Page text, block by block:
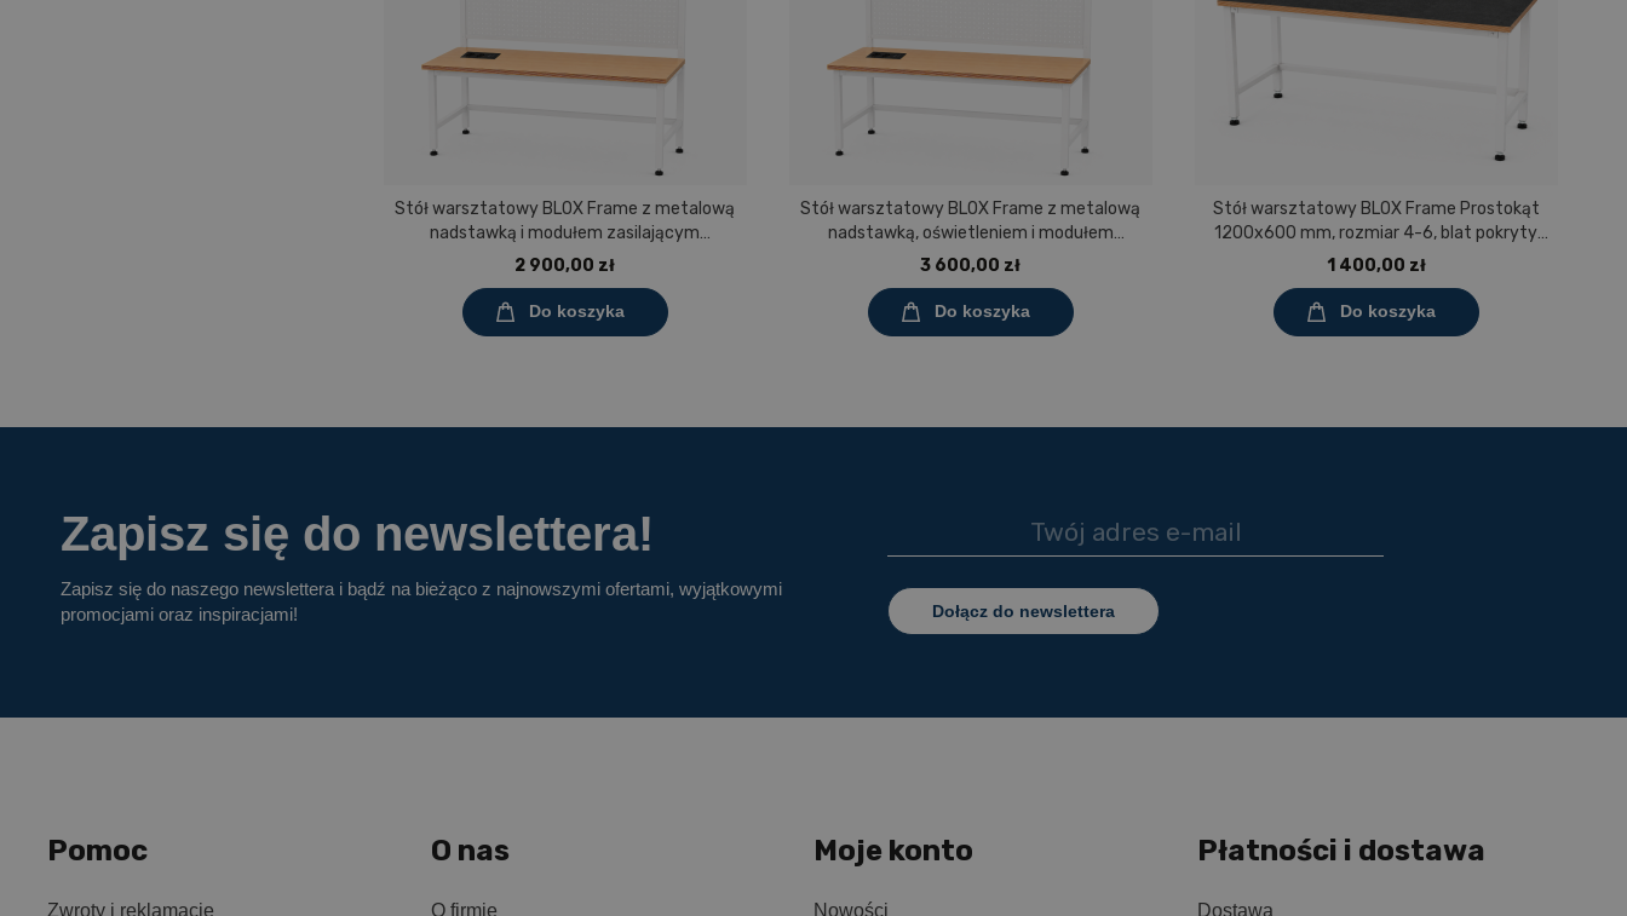
Stół warsztatowy BLOX Frame z metalową
nadstawką i modułem zasilającym
Prostokąt 1200x600 mm, rozmiar 4-6, blat
2 900,00 zł
Do koszyka
Stół warsztatowy BLOX Frame z metalową
nadstawką, oświetleniem i modułem
zasilającym Prostokąt 1200x600 mm,
3 600,00 zł
Do koszyka
Stół warsztatowy BLOX Frame Prostokąt
1200x600 mm, rozmiar 4-6, blat pokryty
tworzywem polipropylenowym
1 400,00 zł
Do koszyka
Zapisz się do newslettera!
Zapisz się do naszego newslettera i bądź na bieżąco z najnowszymi ofertami, wyjątkowymi
promocjami oraz inspiracjami!
Dołącz do newslettera
Pomoc
Zwroty i reklamacje
O nas
O firmie
Moje konto
Nowości
Płatności i dostawa
Dostawa